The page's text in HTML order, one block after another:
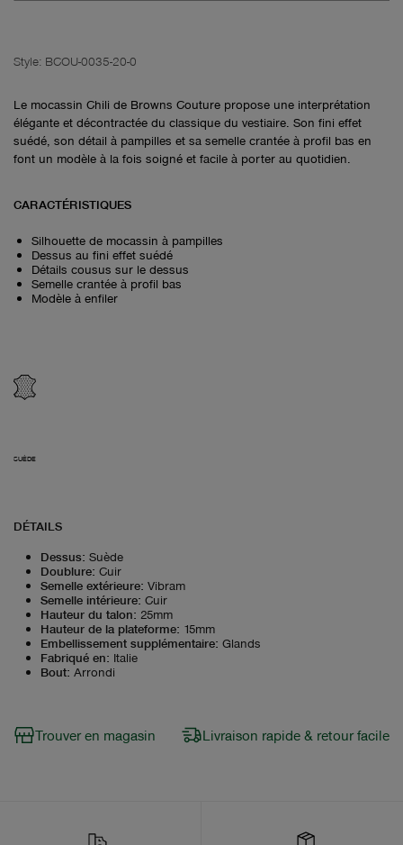
Style: BCOU-0035-20-0
Le mocassin Chili de Browns Couture propose une interprétation
élégante et décontractée du classique du vestiaire. Son fini effet
suédé, son détail à pampilles et sa semelle crantée à profil bas en
font un modèle à la fois soigné et facile à porter au quotidien.
CARACTÉRISTIQUES
Silhouette de mocassin à pampilles
Dessus au fini effet suédé
Détails cousus sur le dessus
Semelle crantée à profil bas
Modèle à enfiler
SUÈDE
DÉTAILS
Dessus: Suède
Doublure: Cuir
Semelle extérieure: Vibram
Semelle intérieure: Cuir
Hauteur du talon: 25mm
Hauteur de la plateforme: 15mm
Embellissement supplémentaire: Glands
Fabriqué en: Italie
Bout: Arrondi
Trouver en magasin Livraison rapide & retour facile